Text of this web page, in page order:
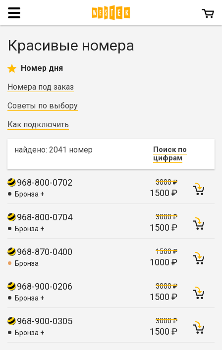
Красивые номера
Номер дня
Номера под заказ
Советы по выбору
Как подключить
найдено: 2041 номер
Поиск по
цифрам
968-800-0702
Бронза +
3000 ₽
1500 ₽
968-800-0704
Бронза +
3000 ₽
1500 ₽
968-870-0400
Бронза
1500 ₽
1000 ₽
968-900-0206
Бронза +
3000 ₽
1500 ₽
968-900-0305
Бронза +
3000 ₽
1500 ₽